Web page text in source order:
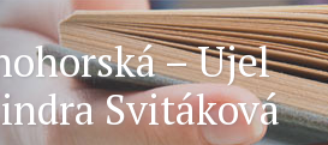
– Ujel
Svitáková